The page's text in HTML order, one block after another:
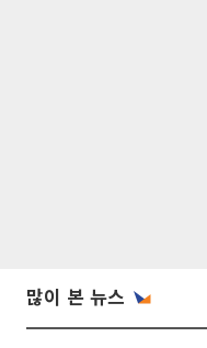
많이 본 뉴스